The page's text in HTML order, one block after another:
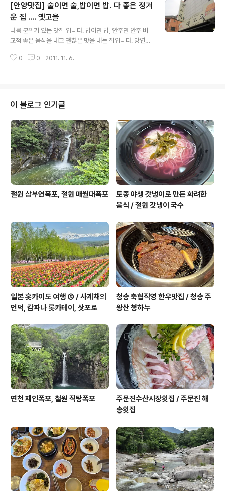
[안양맛집] 술이면 술,밥이면 밥. 다 좋은 정겨
운 집 .... 옛고을
나름 분위기 있는 맛집 입니다. 밥이면 밥, 안주면 안주 비
교적 좋은 음식을 내고 괜찮은 맛을 내는 집입니다. 당연히
는데 가게 앞으로 괜찮은 가로수길이 있습니다. 요즈음은
0 0 2011. 11. 6.
이 블로그 인기글
철원 삼부연폭포, 철원 매월대폭포
토종 야생 갓냉이로 만든 화려한
음식 / 철원 갓냉이 국수
일본 홋카이도 여행 ⑤ / 사계채의
언덕, 캄파나 롯카테이, 삿포로
청송 축협직영 한우맛집 / 청송 주
왕산 청하누
연천 재인폭포, 철원 직탕폭포
주문진수산시장횟집 / 주문진 해
송횟집